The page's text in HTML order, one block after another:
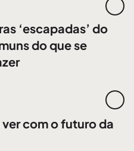
‘escapadas’ do
do que se
com o futuro da